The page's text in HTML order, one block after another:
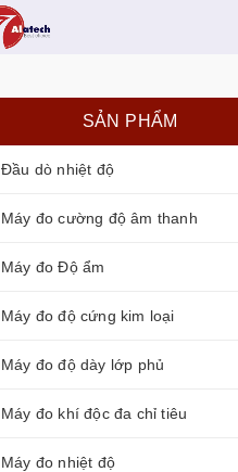
SẢN PHẨM
Đầu dò nhiệt độ
Máy đo cường độ âm thanh
Máy đo Độ ẩm
Máy đo độ cứng kim loại
Máy đo độ dày lớp phủ
Máy đo khí độc đa chỉ tiêu
Máy đo nhiệt độ